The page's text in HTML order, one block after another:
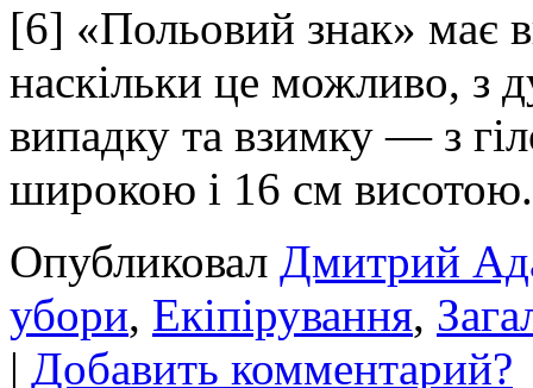
[6] «Польовий знак» має
наскільки це можливо, з
випадку та взимку — з
широкою і 16 см
Опубликовал Дмитрий
убори, Екіпірування,
| Добавить комментарий?